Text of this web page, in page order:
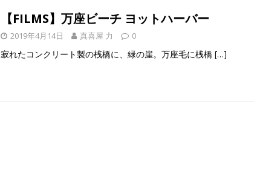
【FILMS】万座ビーチ ヨットハーバー
2019年4月14日 真喜屋 力 0
寂れたコンクリート製の桟橋に、緑の崖。万座毛に桟橋 […]